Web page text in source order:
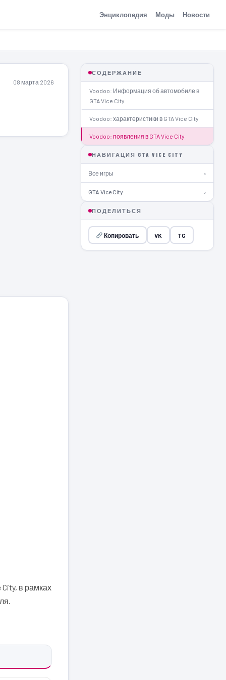
Энциклопедия Моды Новости
08 марта 2026
City, в рамках
СОДЕРЖАНИЕ
Voodoo: Информация об автомобиле в
GTA Vice City
Voodoo: характеристики в GTA Vice City
Voodoo: появления в GTA Vice City
НАВИГАЦИЯ GTA VICE CITY
Все игры ›
GTA Vice City ›
ПОДЕЛИТЬСЯ
Копировать VK TG